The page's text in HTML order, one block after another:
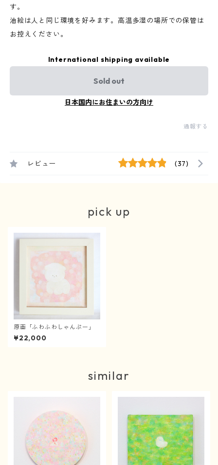
す。
油絵は人と同じ環境を好みます。高温多湿の場所での保管は
お控えください。
International shipping available
Sold out
日本国内にお住まいの方向け
通報する
レビュー (37)
pick up
原画「ふわふわしゃんぷー」
¥22,000
similar